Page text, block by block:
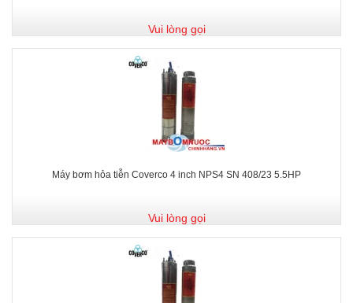
Vui lòng gọi
Máy bơm hỏa tiễn Coverco 4 inch NPS4 SN 408/23 5.5HP
Vui lòng gọi